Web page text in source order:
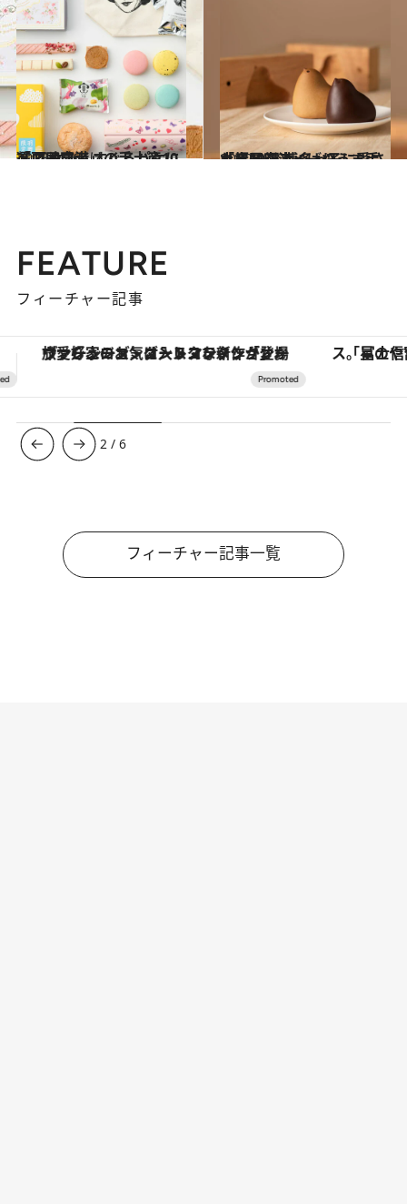
2023.4.26
「羽田空港」の手土産10選 乙女心くすぐるパケにメロメロ
旅＆お出かけ 2020.5.30
「福岡空港」ばりうま手土産10選 博多っ子に愛される最新スイーツ
グルメ
FEATURE
フィーチャー記事
「星のや富士」でデジタルデトックス。冨士信仰の歴史を辿り、心身を調える。 【銀座で出合う最旬美容】美髪ケアや上質
3 /6
フィーチャー記事一覧